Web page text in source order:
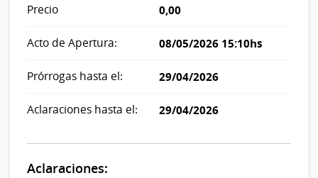
Precio 0,00
Acto de Apertura: 08/05/2026 15:10hs
Prórrogas hasta el: 29/04/2026
Aclaraciones hasta el: 29/04/2026
Aclaraciones: